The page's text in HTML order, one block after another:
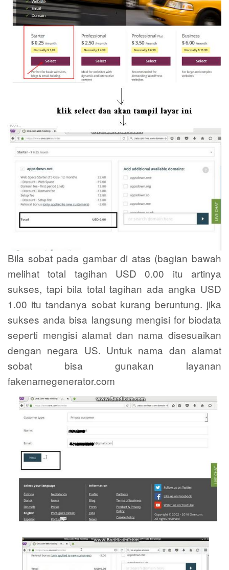
Bila sobat pada gambar di atas (bagian bawah
melihat total tagihan USD 0.00 itu artinya
sukses, tapi bila total tagihan ada angka USD
1.00 itu tandanya sobat kurang beruntung. jika
sukses anda bisa langsung mengisi for biodata
seperti mengisi alamat dan nama disesuaikan
dengan negara US. Untuk nama dan alamat
sobat bisa gunakan layanan
fakenamegenerator.com